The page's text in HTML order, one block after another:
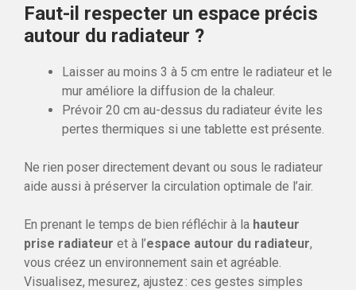
Faut-il respecter un espace précis
autour du radiateur ?
Laisser au moins 3 à 5 cm entre le radiateur et le
mur améliore la diffusion de la chaleur.
Prévoir 20 cm au-dessus du radiateur évite les
pertes thermiques si une tablette est présente.
Ne rien poser directement devant ou sous le radiateur
aide aussi à préserver la circulation optimale de l’air.
En prenant le temps de bien réfléchir à la hauteur
prise radiateur et à l’espace autour du radiateur,
vous créez un environnement sain et agréable.
Visualisez, mesurez, ajustez : ces gestes simples